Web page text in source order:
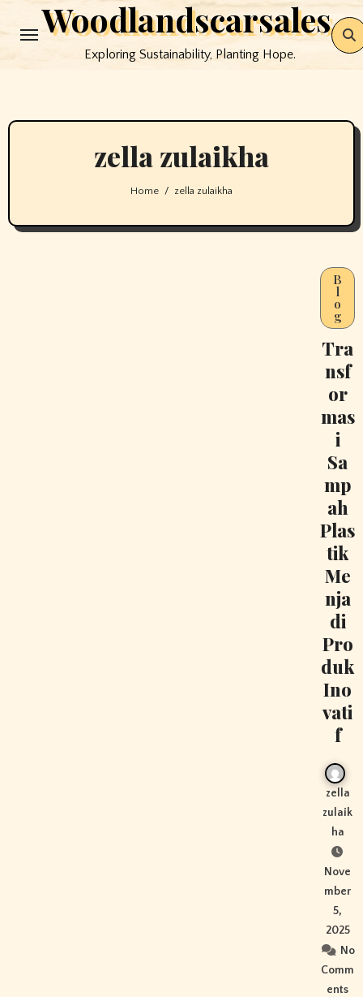
to
Woodlandscarsales
Exploring Sustainability, Planting Hope.
zella zulaikha
Home zella zulaikha
B
l
o
g
Tra
nsf
or
mas
i
Sa
mp
ah
Plas
tik
Me
nja
di
Pro
duk
Ino
vati
f
zella
zulaik
ha
Nove
mber
5,
2025
No
Comm
ents